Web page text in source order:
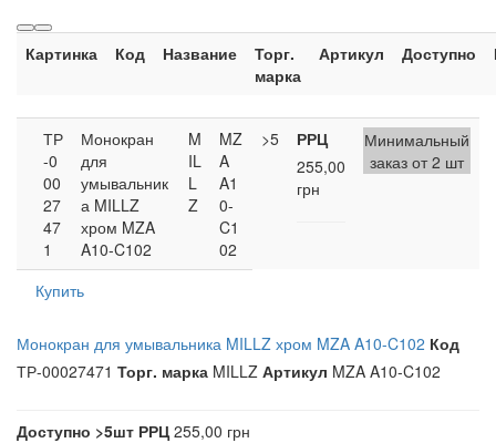
Картинка Код Название
Торг.
марка
Артикул Доступно
ТР
-0
00
27
47
1
Монокран
для
умывальник
а MILLZ
хром MZA
A10-C102
M
IL
L
Z
MZ
A
A1
0-
C1
02
>5
РРЦ
255,00
грн
Минимальный
заказ от 2 шт
Купить
Монокран для умывальника MILLZ хром MZA A10-C102 Код
ТР-00027471 Торг. марка MILLZ Артикул MZA A10-C102
Доступно >5шт РРЦ255,00 грн